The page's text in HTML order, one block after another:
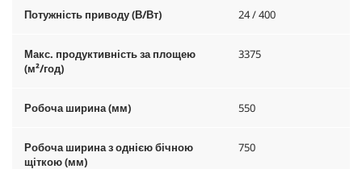
Потужність приводу (В/Вт) 24 / 400
Макс. продуктивність за площею
(м²/год)
3375
Робоча ширина (мм) 550
Робоча ширина з однією бічною
щіткою (мм)
750